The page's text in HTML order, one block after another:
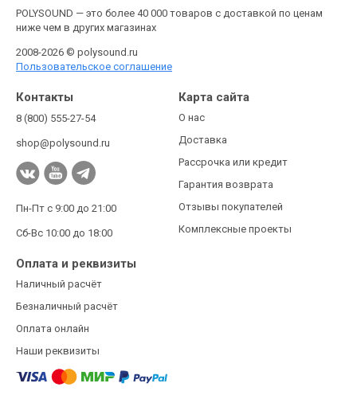
POLYSOUND — это более 40 000 товаров с доставкой по ценам
ниже чем в других магазинах
2008-2026 © polysound.ru
Пользовательское соглашение
Контакты
8 (800) 555-27-54
shop@polysound.ru
Пн-Пт с 9:00 до 21:00
Сб-Вс 10:00 до 18:00
Карта сайта
О нас
Доставка
Рассрочка или кредит
Гарантия возврата
Отзывы покупателей
Комплексные проекты
Оплата и реквизиты
Наличный расчёт
Безналичный расчёт
Оплата онлайн
Наши реквизиты